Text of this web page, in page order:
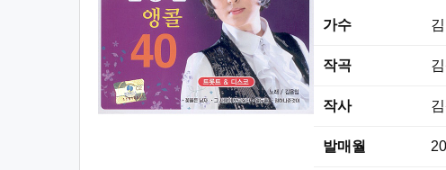
가수
작곡
작사
발매월